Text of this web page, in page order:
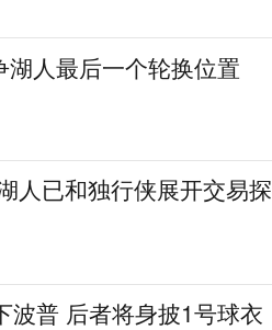
湖人最后一个轮换位置
人已和独行侠展开交易探
波普 后者将身披1号球衣